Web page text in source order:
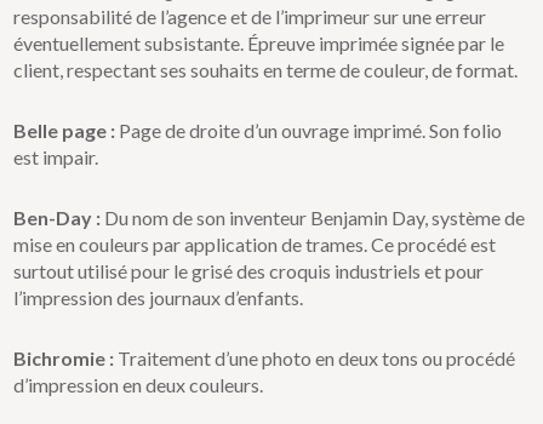
responsabilité de l’agence et de l’imprimeur sur une erreur
éventuellement subsistante. Épreuve imprimée signée par le
client, respectant ses souhaits en terme de couleur, de format.
Belle page : Page de droite d’un ouvrage imprimé. Son folio
est impair.
Ben-Day : Du nom de son inventeur Benjamin Day, système de
mise en couleurs par application de trames. Ce procédé est
surtout utilisé pour le grisé des croquis industriels et pour
l’impression des journaux d’enfants.
Bichromie : Traitement d’une photo en deux tons ou procédé
d’impression en deux couleurs.